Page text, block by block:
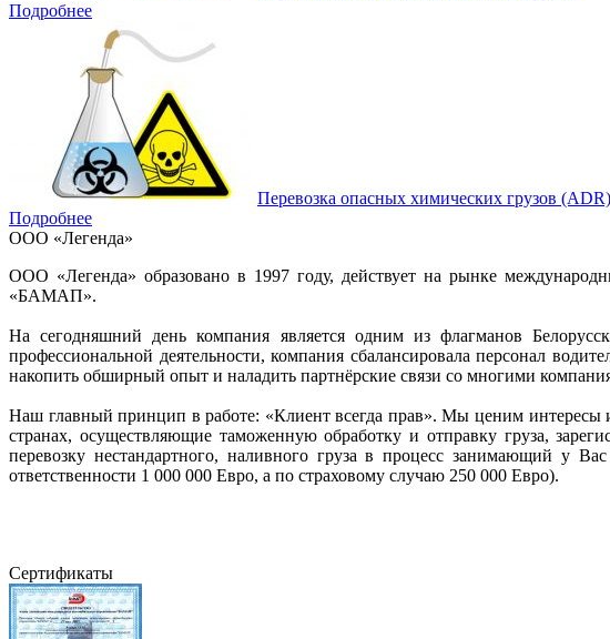
Подробнее
Перевозка опасных химических грузов (ADR)
Подробнее
ООО «Легенда»
ООО «Легенда» образовано в 1997 году, действует на рынке
«БАМАП».
На сегодняшний день компания является одним из флагманов
профессиональной деятельности, компания сбалансировала персонал
накопить обширный опыт и наладить партнёрские связи со многими
Наш главный принцип в работе: «Клиент всегда прав». Мы ценим интересы
странах, осуществляющие таможенную обработку и отправку груза,
перевозку нестандартного, наливного груза в процесс занимающий у
ответственности 1 000 000 Евро, а по страховому случаю 250 000 Евро).
Сертификаты